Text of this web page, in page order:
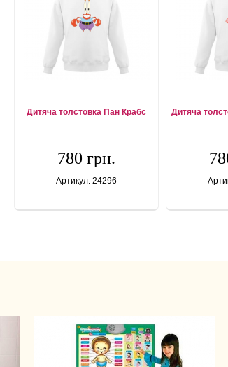
Дитяча толстовка Пан Крабс
780 грн.
Артикул: 24296
Дитяча